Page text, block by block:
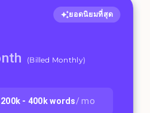
ยอดนิยมที่สุด
(Billed Monthly)
200k - 400kwords/ mo